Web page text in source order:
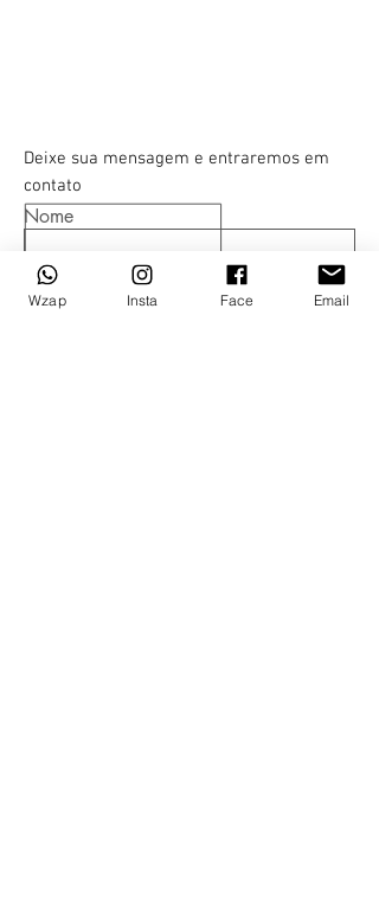
Deixe sua mensagem e entraremos em
contato
Nome
Email
Wzap Insta Face Email